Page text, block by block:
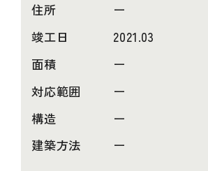
住所
ー
竣工日
2021.03
面積
ー
対応範囲
ー
構造
ー
建築方法
ー